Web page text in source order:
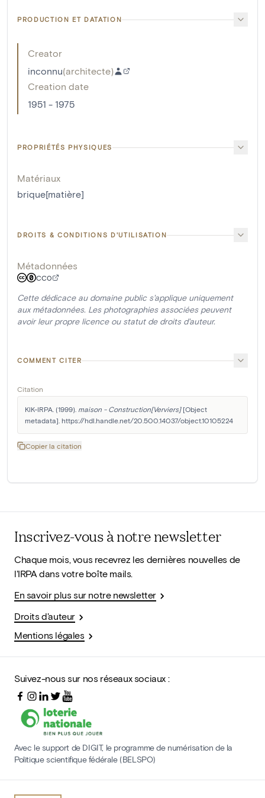
PRODUCTION ET DATATION
Creator
inconnu(architecte)
Creation date
1951 - 1975
PROPRIÉTÉS PHYSIQUES
Matériaux
brique[matière]
DROITS & CONDITIONS D'UTILISATION
Métadonnées
CC0
Cette dédicace au domaine public s'applique uniquement
aux métadonnées. Les photographies associées peuvent
avoir leur propre licence ou statut de droits d'auteur.
COMMENT CITER
Citation
KIK-IRPA. (1999). maison - Construction[Verviers] [Object
metadata]. https://hdl.handle.net/20.500.14037/object.10105224
Copier la citation
Inscrivez-vous à notre newsletter
Chaque mois, vous recevrez les dernières nouvelles de
l'IRPA dans votre boîte mails.
En savoir plus sur notre newsletter
Droits d'auteur
Mentions légales
Suivez-nous sur nos réseaux sociaux :
Avec le support de DIGIT, le programme de numérisation de la
Politique scientifique fédérale (BELSPO)